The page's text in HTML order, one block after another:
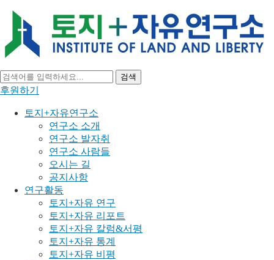
검색
후원하기
토지+자유연구소
연구소 소개
연구소 발자취
연구소 사람들
오시는 길
공지사항
연구활동
토지+자유 연구
토지+자유 리포트
토지+자유 칼럼&서평
토지+자유 통계
토지+자유 비평